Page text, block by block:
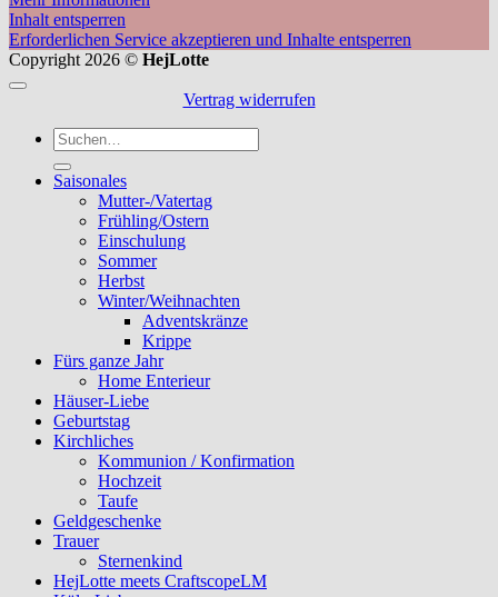
Inhalt entsperren
Erforderlichen Service akzeptieren und Inhalte entsperren
Copyright 2026 © HejLotte
Vertrag widerrufen
Suchen
nach:
Saisonales
Mutter-/Vatertag
Frühling/Ostern
Einschulung
Sommer
Herbst
Winter/Weihnachten
Adventskränze
Krippe
Fürs ganze Jahr
Home Enterieur
Häuser-Liebe
Geburtstag
Kirchliches
Kommunion / Konfirmation
Hochzeit
Taufe
Geldgeschenke
Trauer
Sternenkind
HejLotte meets CraftscopeLM